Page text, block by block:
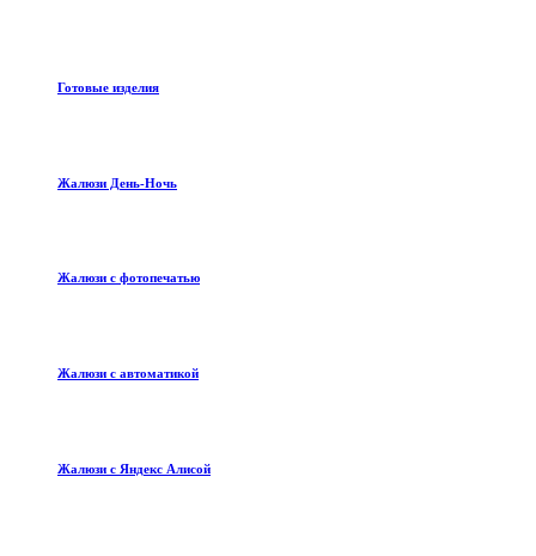
Готовые изделия
Жалюзи День-Ночь
Жалюзи с фотопечатью
Жалюзи с автоматикой
Жалюзи с Яндекс Алисой